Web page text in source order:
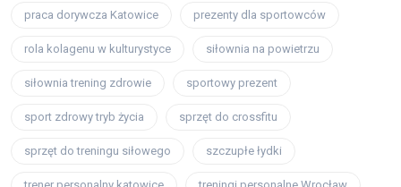
praca dorywcza Katowice prezenty dla sportowców
rola kolagenu w kulturystyce siłownia na powietrzu
siłownia trening zdrowie sportowy prezent
sport zdrowy tryb życia sprzęt do crossfitu
sprzęt do treningu siłowego szczupłe łydki